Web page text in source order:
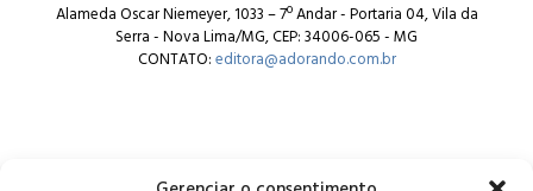
Alameda Oscar Niemeyer, 1033 – 7º Andar - Portaria 04, Vila da
Serra - Nova Lima/MG, CEP: 34006-065 - MG
CONTATO:editora@adorando.com.br